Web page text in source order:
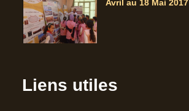
Avril au 18 Mai 2017
Liens utiles